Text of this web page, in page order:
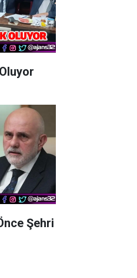
Oluyor
Şehri